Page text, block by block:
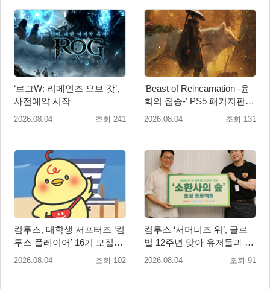
‘로그W: 리메인즈 오브 갓’,
사전예약 시작
2026.08.04 조회 241
‘Beast of Reincarnation -윤
회의 짐승-’ PS5 패키지판 8
월 4일 금일 발매
2026.08.04 조회 131
컴투스, 대학생 서포터즈 ‘컴
투스 플레이어’ 16기 모집
“게임·콘텐츠 인재 모여라!”
2026.08.04 조회 102
컴투스 ‘서머너즈 워’, 글로
벌 12주년 맞아 유저들과 함
께 ‘소환사의 숲’ 조성
2026.08.04 조회 91